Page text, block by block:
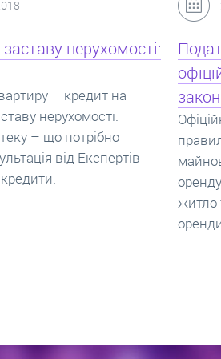
квартири,
оренди та
житла
квартиру в найм. Як
договір
який податок за
Законно здати
ціни